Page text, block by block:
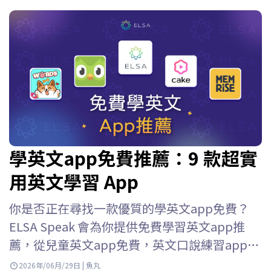
學英文app免費推薦：9 款超實
用英文學習 App
你是否正在尋找一款優質的學英文app免費？
ELSA Speak 會為你提供免費學習英文app推
薦，從兒童英文app免費，英文口說練習app免
費到英語口語練習應用等等，幫助你輕鬆選擇
2026年/06月/29日 | 魚丸